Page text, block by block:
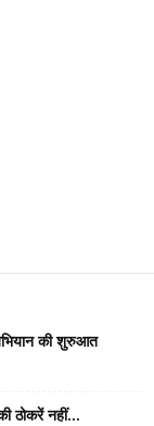
की शुरुआत
ठोकरें नहीं...